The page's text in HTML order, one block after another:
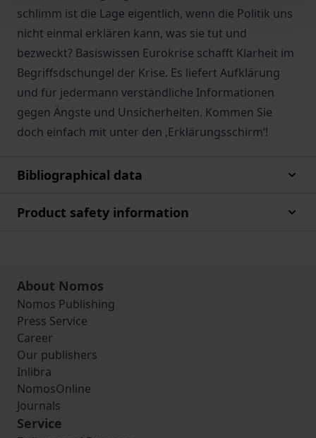
schlimm ist die Lage eigentlich, wenn die Politik uns
nicht einmal erklären kann, was sie tut und
bezweckt? Basiswissen Eurokrise schafft Klarheit im
Begriffsdschungel der Krise. Es liefert Aufklärung
und für jedermann verständliche Informationen
gegen Ängste und Unsicherheiten. Kommen Sie
doch einfach mit unter den ‚Erklärungsschirm‘!
Bibliographical data
Product safety information
About Nomos
Nomos Publishing
Press Service
Career
Our publishers
Inlibra
NomosOnline
Journals
Service